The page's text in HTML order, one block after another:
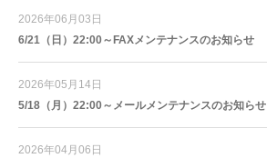
2026年06月03日
6/21（日）22:00～FAXメンテナンスのお知らせ
2026年05月14日
5/18（月）22:00～メールメンテナンスのお知らせ
2026年04月06日